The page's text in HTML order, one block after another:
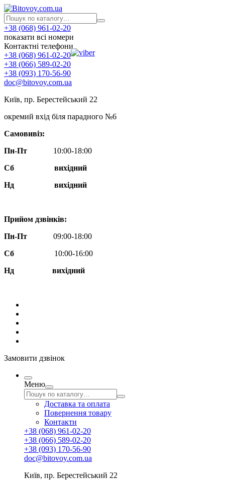
+38 (068) 961-02-20
показати всі номери
Контактні телефони
+38 (068) 961-02-20
+38 (066) 589-02-20
+38 (093) 170-56-90
doc@bitovoy.com.ua
Київ, пр. Берестейський 22
окремий вхід біля парадного №6
Самовивіз:
Пн-Пт
10:00-18:00
Сб
вихідний
Нд
вихідний
Прийом дзвінків:
Пн-Пт
09:00-18:00
Сб
10:00-16:00
Нд вихідний
Замовити дзвінок
Меню
Доставка та оплата
Повернення товару
Контакти
+38 (068) 961-02-20
+38 (066) 589-02-20
+38 (093) 170-56-90
doc@bitovoy.com.ua
Київ, пр. Берестейський 22